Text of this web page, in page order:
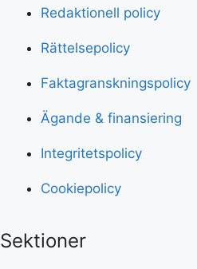
Redaktionell policy
Rättelsepolicy
Faktagranskningspolicy
Ägande & finansiering
Integritetspolicy
Cookiepolicy
Sektioner